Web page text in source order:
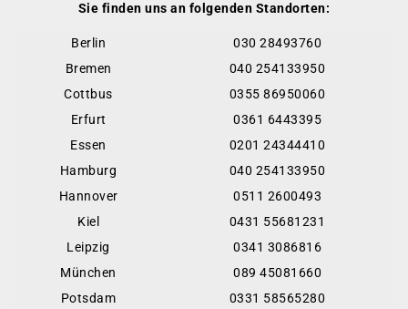
Sie finden uns an folgenden Standorten:
Berlin
030 28493760
Bremen
040 254133950
Cottbus
0355 86950060
Erfurt
0361 6443395
Essen
0201 24344410
Hamburg
040 254133950
Hannover
0511 2600493
Kiel
0431 55681231
Leipzig
0341 3086816
München
089 45081660
Potsdam
0331 58565280